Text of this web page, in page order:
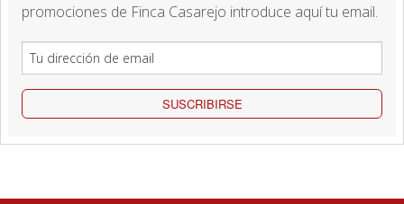
promociones de Finca Casarejo introduce aquí tu email.
SUSCRIBIRSE